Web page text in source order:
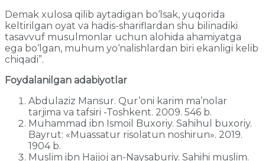
Demak xulosa qilib aytadigan bo‘lsak, yuqorida
keltirilgan oyat va hadis-shariflardan shu bilinadiki
tasavvuf musulmonlar uchun alohida ahamiyatga
ega bo‘lgan, muhum yo‘nalishlardan biri ekanligi kelib
chiqadi”.
Foydalanilgan adabiyotlar
Abdulaziz Mansur. Qur’oni karim ma’nolar
tarjima va tafsiri -Toshkent. 2009. 546 b.
Muhammad ibn Ismoil Buxoriy. Sahihul buxoriy.
Bayrut: «Muassatur risolatun noshirun». 2019.
1904 b.
Muslim ibn Hajjoj an-Naysaburiy. Sahihi muslim.